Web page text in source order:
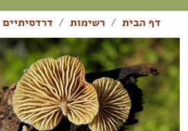
דף הבית רשימות דרדסיתיים